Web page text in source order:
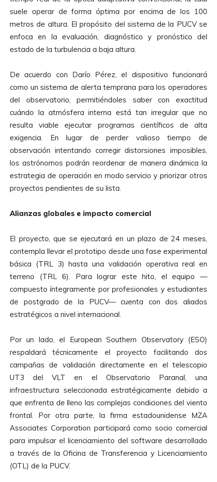
suele operar de forma óptima por encima de los 100
metros de altura. El propósito del sistema de la PUCV se
enfoca en la evaluación, diagnóstico y pronóstico del
estado de la turbulencia a baja altura.
De acuerdo con Darío Pérez, el dispositivo funcionará
como un sistema de alerta temprana para los operadores
del observatorio, permitiéndoles saber con exactitud
cuándo la atmósfera interna está tan irregular que no
resulta viable ejecutar programas científicos de alta
exigencia. En lugar de perder valioso tiempo de
observación intentando corregir distorsiones imposibles,
los astrónomos podrán reordenar de manera dinámica la
estrategia de operación en modo servicio y priorizar otros
proyectos pendientes de su lista.
Alianzas globales e impacto comercial
El proyecto, que se ejecutará en un plazo de 24 meses,
contempla llevar el prototipo desde una fase experimental
básica (TRL 3) hasta una validación operativa real en
terreno (TRL 6). Para lograr este hito, el equipo —
compuesto íntegramente por profesionales y estudiantes
de postgrado de la PUCV— cuenta con dos aliados
estratégicos a nivel internacional.
Por un lado, el European Southern Observatory (ESO)
respaldará técnicamente el proyecto facilitando dos
campañas de validación directamente en el telescopio
UT3 del VLT en el Observatorio Paranal, una
infraestructura seleccionada estratégicamente debido a
que enfrenta de lleno las complejas condiciones del viento
frontal. Por otra parte, la firma estadounidense MZA
Associates Corporation participará como socio comercial
para impulsar el licenciamiento del software desarrollado
a través de la Oficina de Transferencia y Licenciamiento
(OTL) de la PUCV.